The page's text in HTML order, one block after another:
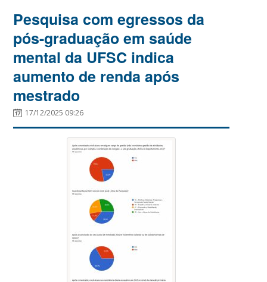
Pesquisa com egressos da
pós-graduação em saúde
mental da UFSC indica
aumento de renda após
mestrado
17/12/2025 09:26